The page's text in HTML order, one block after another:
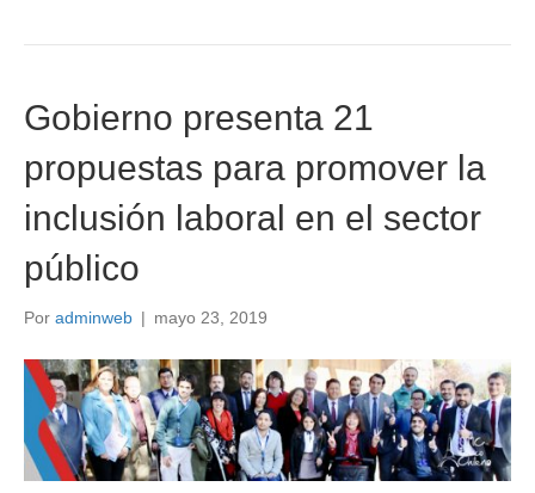
Gobierno presenta 21
propuestas para promover la
inclusión laboral en el sector
público
Por adminweb | mayo 23, 2019